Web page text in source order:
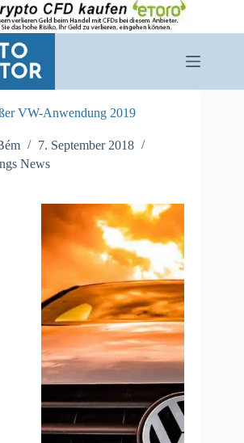
VW-Anwendung 2019
7. September 2018
News